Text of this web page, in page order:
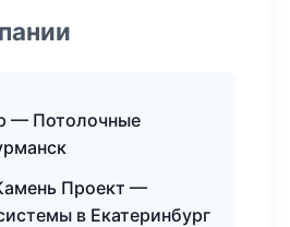
— Потолочные
Проект —
в Екатеринбург